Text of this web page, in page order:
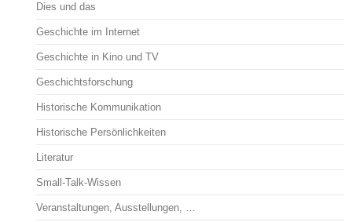
Dies und das
Geschichte im Internet
Geschichte in Kino und TV
Geschichtsforschung
Historische Kommunikation
Historische Persönlichkeiten
Literatur
Small-Talk-Wissen
Veranstaltungen, Ausstellungen, …